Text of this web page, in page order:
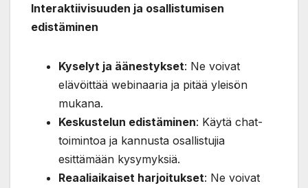
Interaktiivisuuden ja osallistumisen
edistäminen
Kyselyt ja äänestykset: Ne voivat
elävöittää webinaaria ja pitää yleisön
mukana.
Keskustelun edistäminen: Käytä chat-
toimintoa ja kannusta osallistujia
esittämään kysymyksiä.
Reaaliaikaiset harjoitukset: Ne voivat